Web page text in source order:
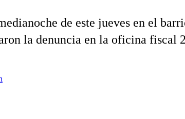
de este jueves en el
la denuncia en la oficina fiscal